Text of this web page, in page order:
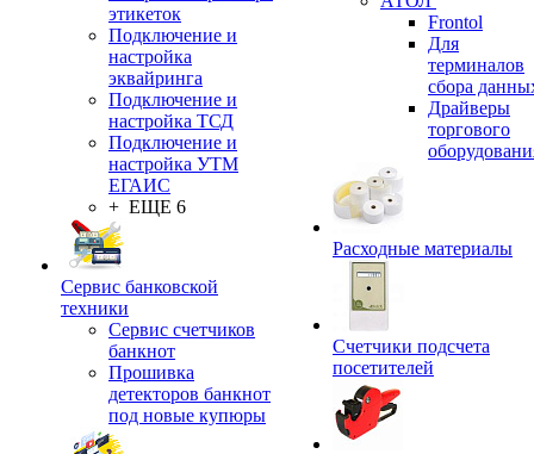
этикеток
Подключение и
настройка
эквайринга
Подключение и
настройка ТСД
Подключение и
настройка УТМ
ЕГАИС
+ ЕЩЕ 6
Сервис банковской
техники
Сервис счетчиков
банкнот
Прошивка
детекторов банкнот
под новые купюры
Frontol
Для
терминалов
сбора
Драйверы
торгового
Расходные материалы
Счетчики подсчета
посетителей